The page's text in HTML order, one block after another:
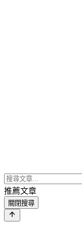
推薦文章
關閉搜尋